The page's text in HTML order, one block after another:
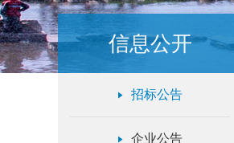
信息公开
招标公告
企业公告